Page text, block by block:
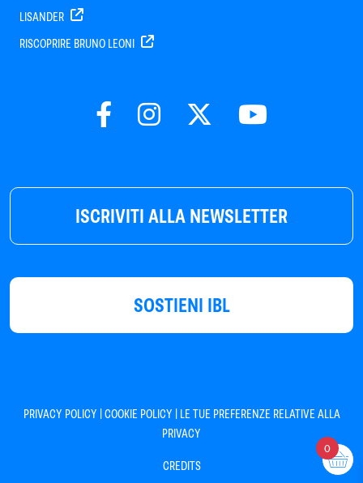
ISCRIVITI ALLA NEWSLETTER
SOSTIENI IBL
LISANDER
RISCOPRIRE BRUNO LEONI
PRIVACY POLICY |COOKIE POLICY | LE TUE PREFERENZE RELATIVE ALLA
PRIVACY
CREDITS
0